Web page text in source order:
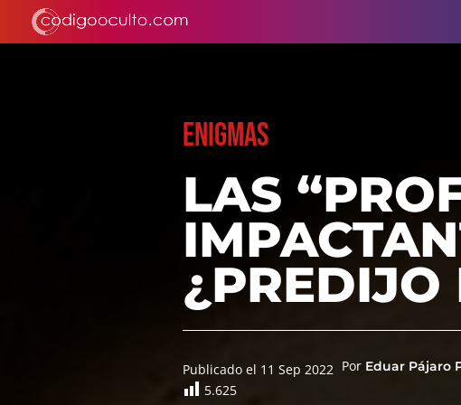
ENIGMAS
LAS
¿PREDIJO
Publicado el 11 Sep 2022 Por Eduar Pájaro
5.625